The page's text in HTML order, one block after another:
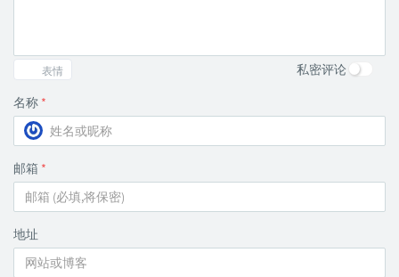
表情 私密评论
名称 *
邮箱 *
地址